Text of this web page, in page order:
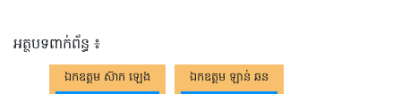
អត្ថបទពាក់ព័ន្ធ ៖
ឯកឧត្តម ស៊ាក ឡេង ឯកឧត្តម ឡាន់ ឆន